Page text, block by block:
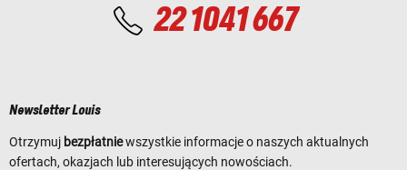
22 1041 667
Newsletter Louis
Otrzymuj bezpłatniewszystkie informacje o naszych aktualnych
ofertach, okazjach lub interesujących nowościach.